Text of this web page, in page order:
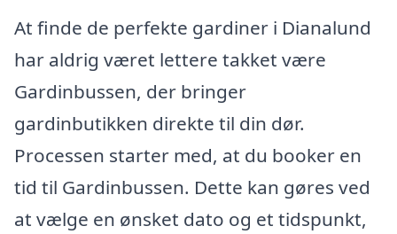
At finde de perfekte gardiner i Dianalund
har aldrig været lettere takket være
Gardinbussen, der bringer
gardinbutikken direkte til din dør.
Processen starter med, at du booker en
tid til Gardinbussen. Dette kan gøres ved
at vælge en ønsket dato og et tidspunkt,